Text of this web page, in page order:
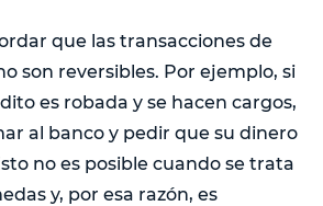
que las transacciones de
son reversibles. Por ejemplo, si
es robada y se hacen cargos,
al banco y pedir que su dinero
no es posible cuando se trata
y, por esa razón, es